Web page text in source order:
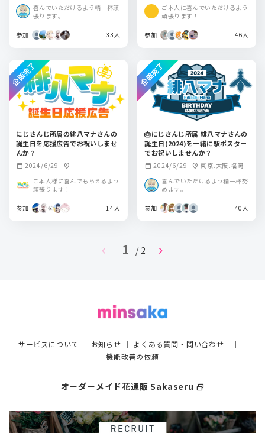
喜んでいただけるよう精一杯頑
張ります。
参加 33人
ご本人に喜んでいただけるよう
頑張ります！
参加 46人
にじさんじ所属の緋八マナさんの
誕生日を応援広告でお祝いしませ
んか？
calendar_month 2024/6/29 location_on
ご本人様に喜んでもらえるよう
頑張ります！
参加 14人
企画完了
🎂にじさんじ所属 緋八マナさんの
誕生日(2024)を一緒に駅ポスター
でお祝いしませんか？
calendar_month 2024/6/29 location_on 東京.大阪.福岡
喜んでいただけるよう精一杯努
めます。
参加 40人
企画完了
chevron_left 1 / 2 chevron_right
サービスについて ｜ お知らせ ｜ よくある質問・問い合わせ ｜
機能改善の依頼
オーダーメイド花通販 Sakaseru select_window